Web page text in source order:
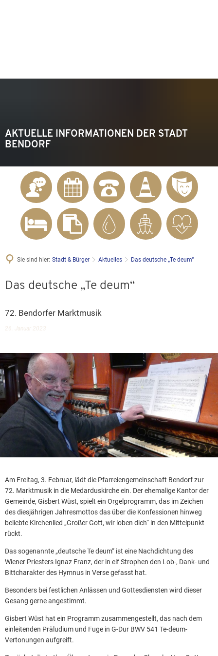
AKTUELLE INFORMATIONEN DER STADT
BENDORF
Sie sind hier: Stadt & Bürger Aktuelles Das deutsche „Te deum“
Das deutsche „Te deum“
72. Bendorfer Marktmusik
26. Januar 2023
Am Freitag, 3. Februar, lädt die Pfarreiengemeinschaft Bendorf zur
72. Marktmusik in die Medarduskirche ein. Der ehemalige Kantor der
Gemeinde, Gisbert Wüst, spielt ein Orgelprogramm, das im Zeichen
des diesjährigen Jahresmottos das über die Konfessionen hinweg
beliebte Kirchenlied „Großer Gott, wir loben dich“ in den Mittelpunkt
rückt.
Das sogenannte „deutsche Te deum“ ist eine Nachdichtung des
Wiener Priesters Ignaz Franz, der in elf Strophen den Lob-, Dank- und
Bittcharakter des Hymnus in Verse gefasst hat.
Besonders bei festlichen Anlässen und Gottesdiensten wird dieser
Gesang gerne angestimmt.
Gisbert Wüst hat ein Programm zusammengestellt, das nach dem
einleitenden Präludium und Fuge in G-Dur BWV 541 Te-deum-
Vertonungen aufgreift.